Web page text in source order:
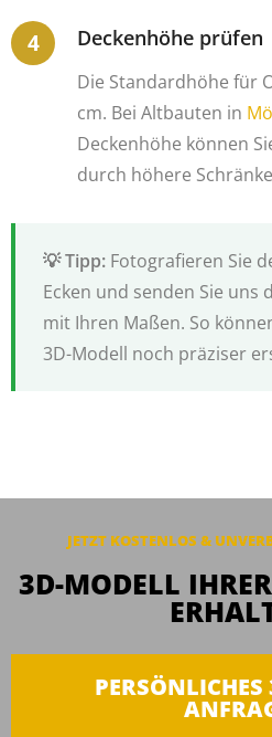
Deckenhöhe prüfen
Die Standardhöhe für
cm. Bei Altbauten in
Deckenhöhe können
durch höhere
Fotografieren Sie
Ecken und senden Sie uns
mit Ihren Maßen. So
3D-Modell noch präziser
JETZT KOSTENLOS &
3D-MODELL